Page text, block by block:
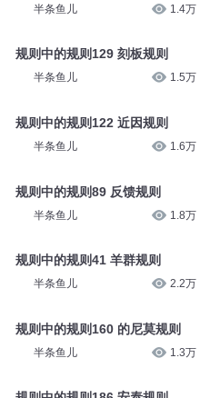
半条鱼儿 1.4万
规则中的规则129 刻板规则
半条鱼儿 1.5万
规则中的规则122 近因规则
半条鱼儿 1.6万
规则中的规则89 反馈规则
半条鱼儿 1.8万
规则中的规则41 羊群规则
半条鱼儿 2.2万
规则中的规则160 的尼莫规则
半条鱼儿 1.3万